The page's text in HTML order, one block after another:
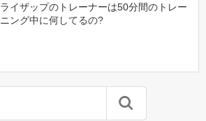
ライザップのトレーナーは50分間のトレー
ニング中に何してるの?